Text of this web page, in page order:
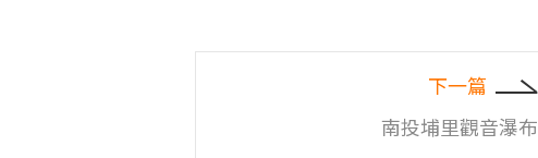
下一篇
南投埔里觀音瀑布